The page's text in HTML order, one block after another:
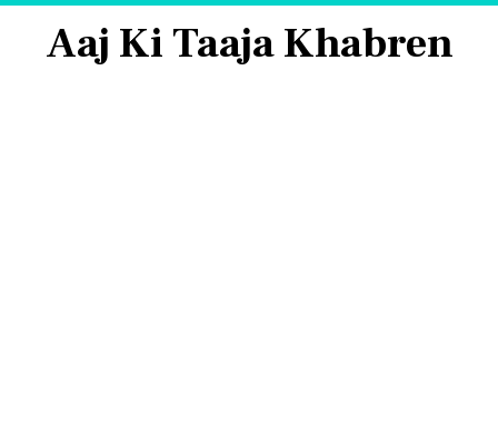
Aaj Ki Taaja Khabren